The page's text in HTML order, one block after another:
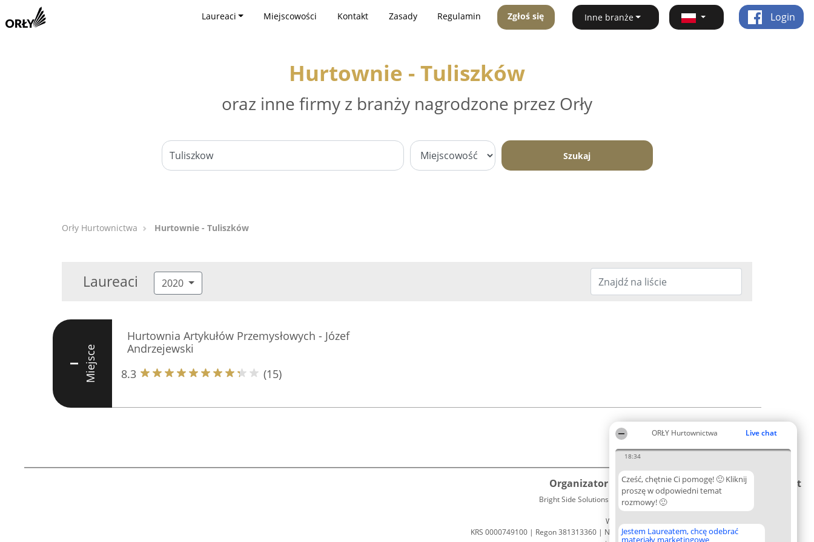
ORŁY Hurtownictwa Live chat
18:34
Cześć, chętnie Ci pomogę! 🙂 Kliknij
proszę w odpowiedni temat
rozmowy! 🙂
Jestem Laureatem, chcę odebrać
materiały marketingowe
Laureaci Miejscowości Kontakt Zasady Regulamin Zgłoś się Inne branże Login
Hurtownie - Tuliszków
oraz inne firmy z branży nagrodzone przez Orły
Szukaj
Orły Hurtownictwa Hurtownie - Tuliszków
Laureaci 2020
I Miejsce
Hurtownia Artykułów Przemysłowych - Józef
Andrzejewski
8.3
(15)
Organizator plebiscytu
Bright Side Solutions sp. z o. o. sp. k.
ul. Ruska 22
Wrocław 50-079
KRS 0000749100 | Regon 381313360 | NIP 8943132676
Plebiscyt
Lista
Laureatów
Kontakt